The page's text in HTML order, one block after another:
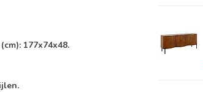
177x74x48.